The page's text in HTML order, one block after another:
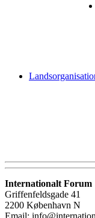
Internationalt Forum
Griffenfeldsgade 41
2200 København N